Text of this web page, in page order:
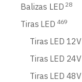
Balizas LED 28
Tiras LED 469
Tiras LED 12V
Tiras LED 24V
Tiras LED 48V